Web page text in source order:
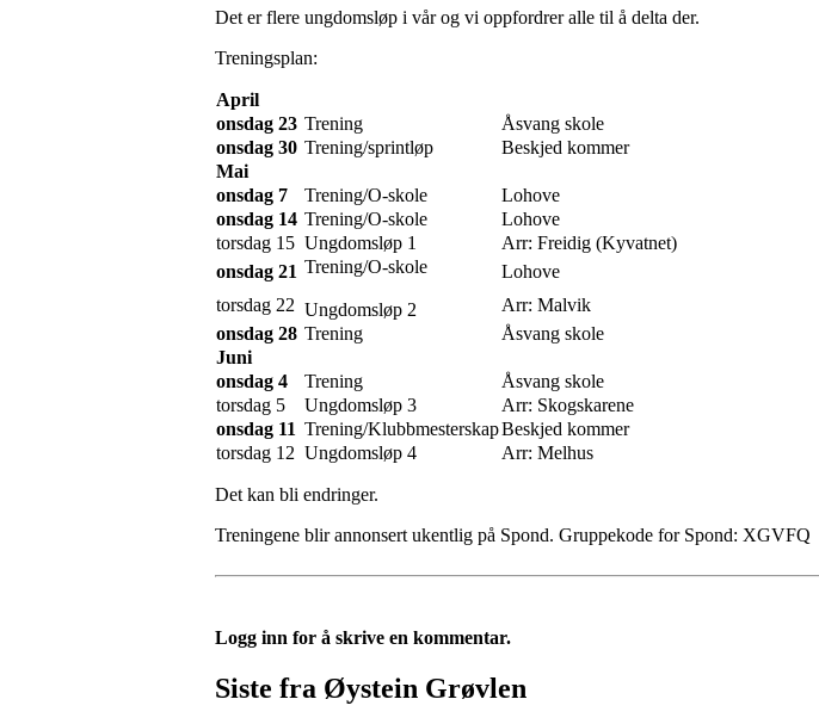
Det er flere ungdomsløp i vår og vi oppfordrer alle til å delta der.
Treningsplan:
April
onsdag 23 Trening
Åsvang skole
onsdag 30 Trening/sprintløp
Beskjed kommer
Mai
onsdag 7
Trening/O-skole
Lohove
onsdag 14 Trening/O-skole
Lohove
torsdag 15 Ungdomsløp 1
Arr: Freidig (Kyvatnet)
onsdag 21 Trening/O-skole
Ungdomsløp 2
Lohove
torsdag 22
Arr: Malvik
onsdag 28 Trening
Åsvang skole
Juni
onsdag 4
Trening
Åsvang skole
torsdag 5
Ungdomsløp 3
Arr: Skogskarene
onsdag 11 Trening/KlubbmesterskapBeskjed kommer
torsdag 12 Ungdomsløp 4 Arr: Melhus
Det kan bli endringer.
Treningene blir annonsert ukentlig på Spond. Gruppekode for Spond: XGVFQ
Logg inn for å skrive en kommentar.
Siste fra Øystein Grøvlen